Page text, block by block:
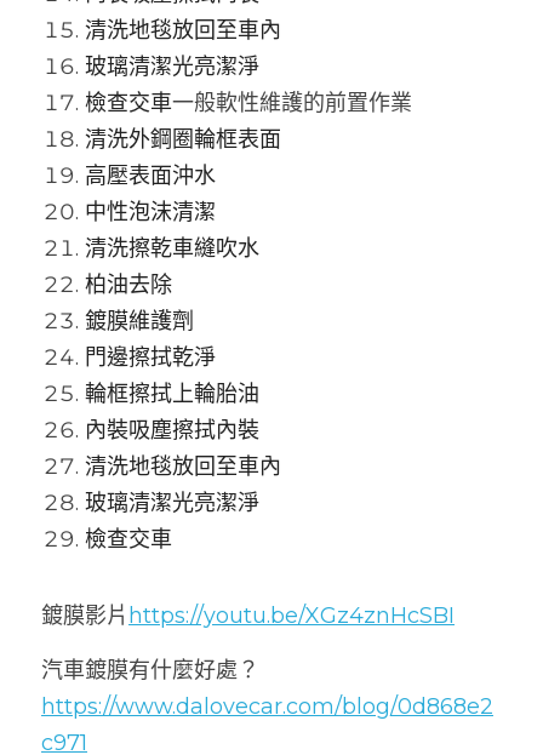
清洗地毯放回至車內
玻璃清潔光亮潔淨
檢查交車一般軟性維護的前置作業
清洗外鋼圈輪框表面
高壓表面沖水
中性泡沫清潔
清洗擦乾車縫吹水
柏油去除
鍍膜維護劑
門邊擦拭乾淨
輪框擦拭上輪胎油
內裝吸塵擦拭內裝
清洗地毯放回至車內
玻璃清潔光亮潔淨
檢查交車
鍍膜影片 https://youtu.be/XGz4znHcSBI
汽車鍍膜有什麼好處？
https://www.dalovecar.com/blog/0d868e2
c971